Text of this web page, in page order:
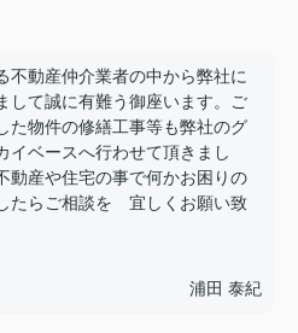
不動産仲介業者の中から弊社に
して誠に有難う御座います。ご
た物件の修繕工事等も弊社のグ
イベースへ行わせて頂きまし
動産や住宅の事で何かお困りの
たらご相談を 宜しくお願い致
浦田 泰紀